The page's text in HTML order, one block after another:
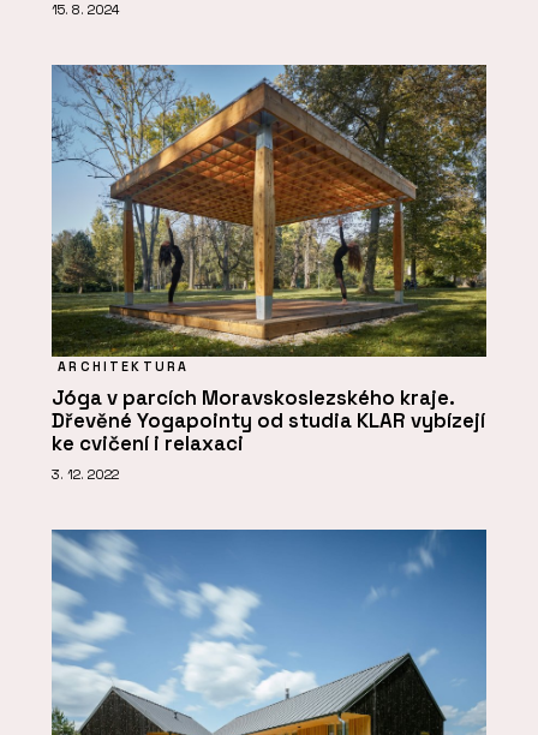
15. 8. 2024
ARCHITEKTURA
Jóga v parcích Moravskoslezského kraje.
Dřevěné Yogapointy od studia KLAR vybízejí
ke cvičení i relaxaci
3. 12. 2022